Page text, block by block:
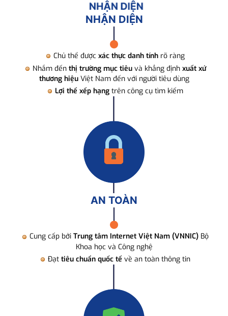
NHẬN DIỆN
Chủ thể được xác thực danh tính rõ ràng
Nhắm đến thị trường mục tiêuvà khẳng định xuất xứ
thương hiệuViệt Nam đến với người tiêu dùng
Lợi thế xếp hạng trên công cụ tìm kiếm
AN TOÀN
Cung cấp bởi Trung tâm Internet Việt Nam (VNNIC) Bộ
Khoa học và Công nghệ
Đạt tiêu chuẩn quốc tế về an toàn thông tin